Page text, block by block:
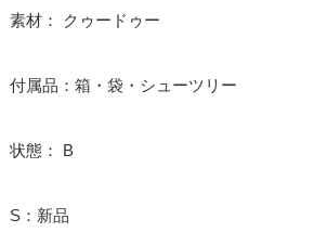
素材： クゥードゥー
付属品：箱・袋・シューツリー
状態： B
S：新品